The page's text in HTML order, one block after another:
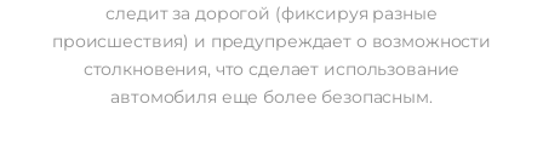
следит за дорогой (фиксируя разные
происшествия) и предупреждает о возможности
столкновения, что сделает использование
автомобиля еще более безопасным.